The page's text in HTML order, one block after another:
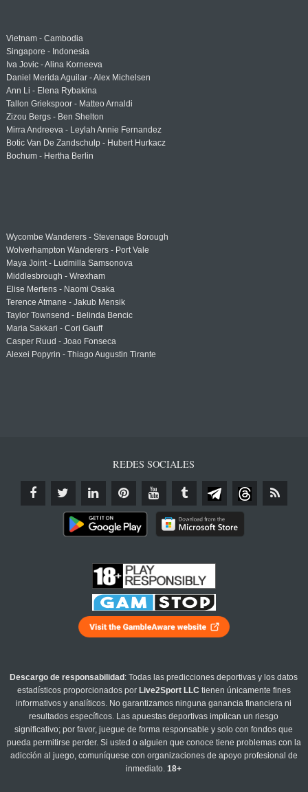
Vietnam - Cambodia
Singapore - Indonesia
Iva Jovic - Alina Korneeva
Daniel Merida Aguilar - Alex Michelsen
Ann Li - Elena Rybakina
Tallon Griekspoor - Matteo Arnaldi
Zizou Bergs - Ben Shelton
Mirra Andreeva - Leylah Annie Fernandez
Botic Van De Zandschulp - Hubert Hurkacz
Bochum - Hertha Berlin
Wycombe Wanderers - Stevenage Borough
Wolverhampton Wanderers - Port Vale
Maya Joint - Ludmilla Samsonova
Middlesbrough - Wrexham
Elise Mertens - Naomi Osaka
Terence Atmane - Jakub Mensik
Taylor Townsend - Belinda Bencic
Maria Sakkari - Cori Gauff
Casper Ruud - Joao Fonseca
Alexei Popyrin - Thiago Augustin Tirante
REDES SOCIALES
Descargo de responsabilidad : Todas las predicciones deportivas y los datos
estadísticos proporcionados por Live2Sport LLC tienen únicamente fines
informativos y analíticos. No garantizamos ninguna ganancia financiera ni
resultados específicos. Las apuestas deportivas implican un riesgo
significativo; por favor, juegue de forma responsable y solo con fondos que
pueda permitirse perder. Si usted o alguien que conoce tiene problemas con la
adicción al juego, comuníquese con organizaciones de apoyo profesional de
inmediato.18+